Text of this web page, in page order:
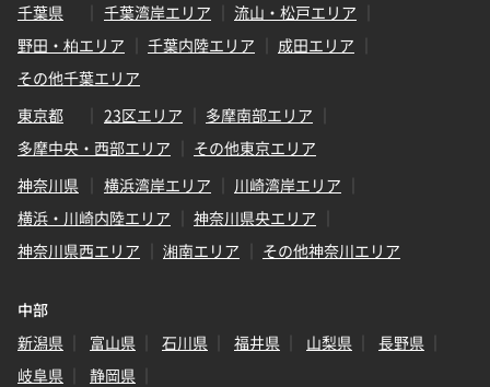
千葉県
千葉湾岸エリア
流山・松戸エリア
野田・柏エリア
千葉内陸エリア
成田エリア
その他千葉エリア
東京都
23区エリア
多摩南部エリア
多摩中央・西部エリア
その他東京エリア
神奈川県
横浜湾岸エリア
川崎湾岸エリア
横浜・川崎内陸エリア
神奈川県央エリア
神奈川県西エリア
湘南エリア その他神奈川エリア
中部
新潟県
富山県 石川県 福井県 山梨県
長野県
岐阜県
静岡県